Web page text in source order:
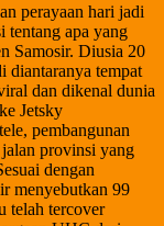
perayaan hari jadi
tentang apa yang
Samosir. Diusia 20
diantaranya tempat
dan dikenal dunia
Jetsky
pembangunan
provinsi yang
dengan
menyebutkan 99
telah tercover